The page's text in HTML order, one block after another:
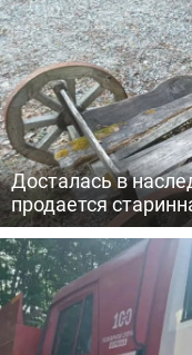
Досталась в
продается